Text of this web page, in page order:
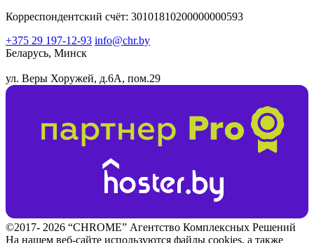
Корреспондентский счёт: 30101810200000000593
+375 29 197-12-93 info@chr.by
Беларусь, Минск
ул. Веры Хоружей, д.6А, пом.29
©2017- 2026 “CHROME” Агентство Комплексных Решений
На нашем веб-сайте используются файлы cookies, а также